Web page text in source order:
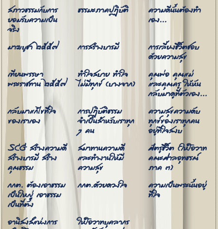
สภาวธรรมกับการ
ยอมรับความเป็น
จริง
ธรรมะภาคปฏิบัติ ความดีนั้นต้องทำ
เอง...
มาฆบูชา ๒๕๕๗ การสร้างบารมี การเลี้ยงชีวิตชอบ
ด้วยความสุข
เทียนพรรษา
พระราชทาน ๒๕๕๗
ทำใจสบาย ทำใจ
ไม่มีทุกข์ (บางจาก)
คุณพ่อ คุณแม่
และคุณครู ให้หัน
กลับมาดูที่ตัวเอง...
กลับมาแก้ไขที่ใจ
ของเราเอง
การปฏิบัติธรรม
จำเป็นสำหรับเราทุก
ๆ คน
ความสุขความดับ
ทุกข์ของเราทุกคน
อยู่ที่ใจสงบ
SCG สร้างความดี
สร้างบารมี สร้าง
คุณธรรม
สมาทานความดี
และทำงานให้มี
ความสุข
ศัตรูชีวิต (ให้โอวาท
คณะศาลอุทธรณ์
ภาค ๓)
กกต. ต้องเอาธรรม
เป็นใหญ่ เอาธรรม
เป็นที่ตั้ง
กกต.ด้วยดวงใจ ความเป็นพระนั้นอยู่
ที่ใจ
อานิสงส์แห่งการ ให้โอวาทบุคลากร